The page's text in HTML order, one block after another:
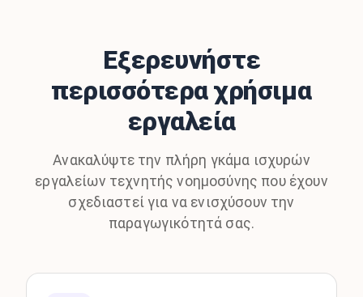
Εξερευνήστε
περισσότερα χρήσιμα
εργαλεία
Ανακαλύψτε την πλήρη γκάμα ισχυρών
εργαλείων τεχνητής νοημοσύνης που έχουν
σχεδιαστεί για να ενισχύσουν την
παραγωγικότητά σας.